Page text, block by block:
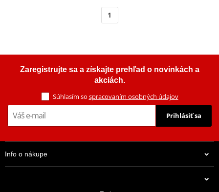
1
Zaregistrujte sa a získajte prehľad o novinkách a
akciách.
Súhlasím so spracovaním osobných údajov
Prihlásiť sa
Info o nákupe